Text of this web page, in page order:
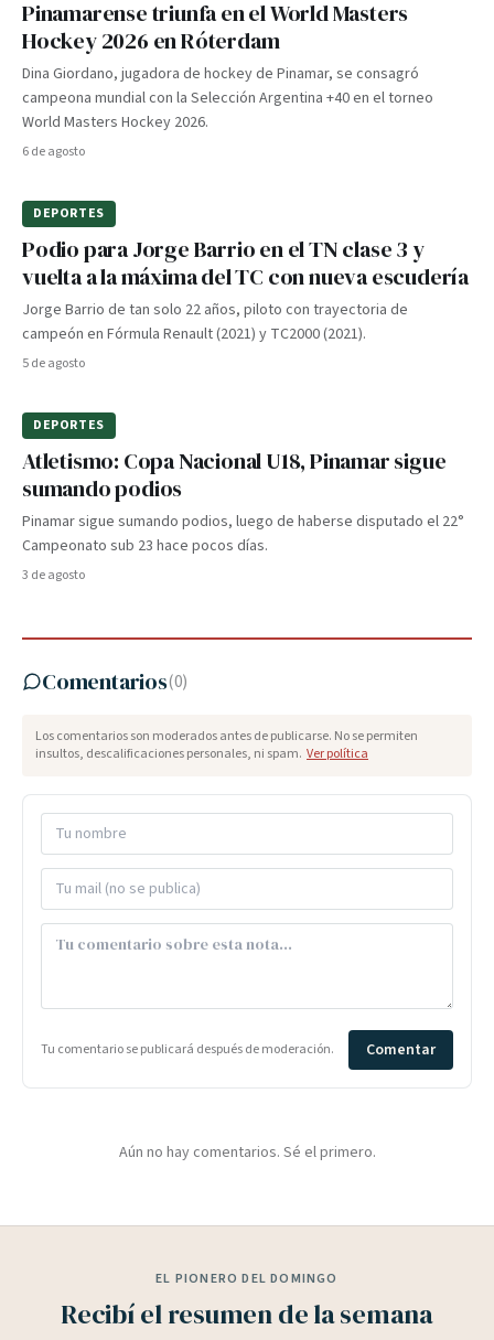
Pinamarense triunfa en el World Masters
Hockey 2026 en Róterdam
Dina Giordano, jugadora de hockey de Pinamar, se consagró
campeona mundial con la Selección Argentina +40 en el torneo
World Masters Hockey 2026.
6 de agosto
DEPORTES
Podio para Jorge Barrio en el TN clase 3 y
vuelta a la máxima del TC con nueva escudería
Jorge Barrio de tan solo 22 años, piloto con trayectoria de
campeón en Fórmula Renault (2021) y TC2000 (2021).
5 de agosto
DEPORTES
Atletismo: Copa Nacional U18, Pinamar sigue
sumando podios
Pinamar sigue sumando podios, luego de haberse disputado el 22°
Campeonato sub 23 hace pocos días.
3 de agosto
Comentarios(0)
Los comentarios son moderados antes de publicarse. No se permiten
insultos, descalificaciones personales, ni spam. Ver política
Tu comentario se publicará después de moderación. Comentar
Aún no hay comentarios. Sé el primero.
EL PIONERO DEL DOMINGO
Recibí el resumen de la semana